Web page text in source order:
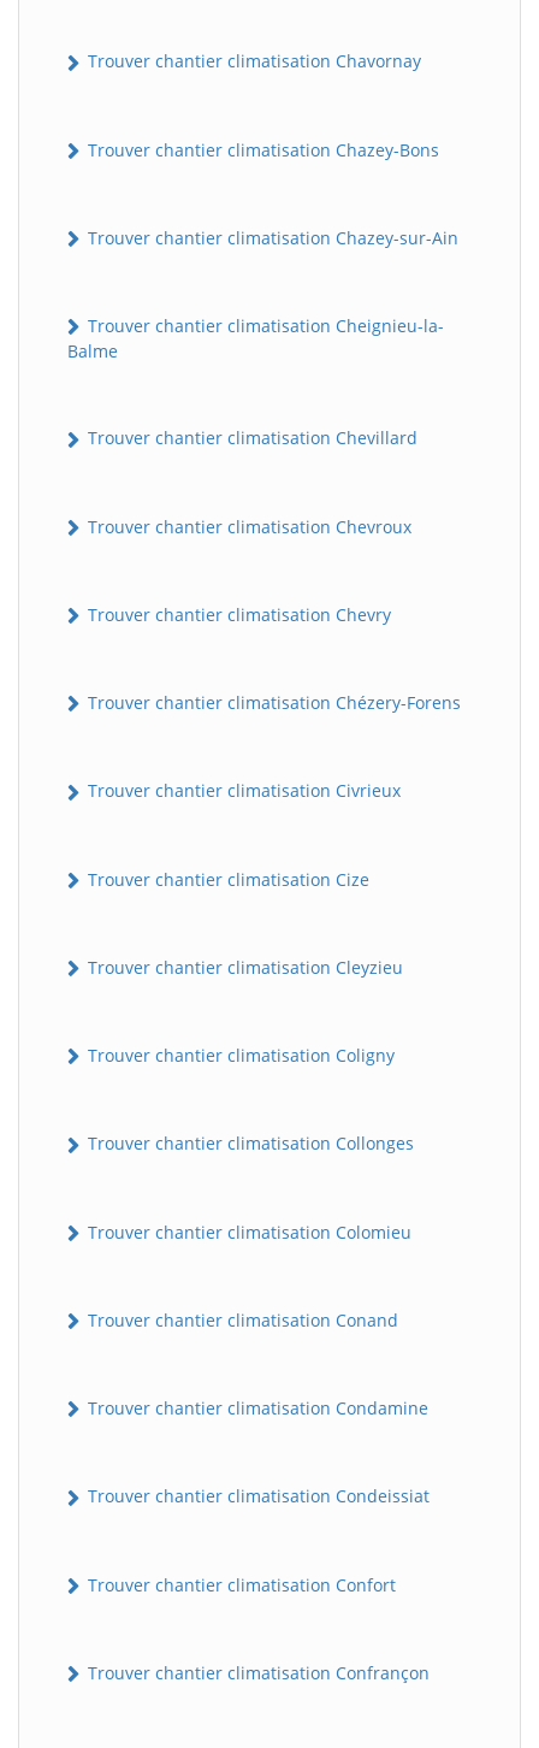
Trouver chantier climatisation Chavornay
Trouver chantier climatisation Chazey-Bons
Trouver chantier climatisation Chazey-sur-Ain
Trouver chantier climatisation Cheignieu-la-
Balme
Trouver chantier climatisation Chevillard
Trouver chantier climatisation Chevroux
Trouver chantier climatisation Chevry
Trouver chantier climatisation Chézery-Forens
Trouver chantier climatisation Civrieux
Trouver chantier climatisation Cize
Trouver chantier climatisation Cleyzieu
Trouver chantier climatisation Coligny
Trouver chantier climatisation Collonges
Trouver chantier climatisation Colomieu
Trouver chantier climatisation Conand
Trouver chantier climatisation Condamine
Trouver chantier climatisation Condeissiat
Trouver chantier climatisation Confort
Trouver chantier climatisation Confrançon
B BatiWebPro